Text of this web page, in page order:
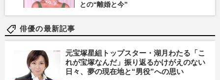
との“離婚と今”
俳優の最新記事
元宝塚星組トップスター・湖月わたる「こ
れが宝塚なんだ」振り返るかけがえのない
日々、夢の現在地と“男役”への思い